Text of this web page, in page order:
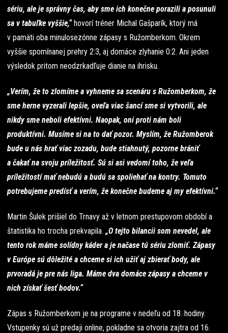
sériu, ale je správny čas, aby sme ich konečne porazili a posunuli
sa v tabuľke vyššie,“hovorí tréner Michal Gašparík, ktorý má
v pamäti oba minulosezónne zápasy s Ružomberkom. Okrem
vyššie spomínanej prehry 2:3, aj domáce zlyhanie 0:2. Ani jeden
výsledok pritom neodzrkadľuje dianie na ihrisku.
„Verím, že to zlomíme a vyhneme sa scenáru s Ružomberkom, že
sme herne vyzerali lepšie, oveľa viac šancí sme si vytvorili, ale
nikdy sme neboli efektívni. Naopak, oni proti nám boli
produktívni. Musíme si na to dať pozor. Myslím, že Ružomberok
bude u nás hrať viac zozadu, bude stiahnutý, pozorne brániť
a čakať na svoju príležitosť. Sú si asi vedomí toho, že veľa
príležitostí mať nebudú a budú sa spoliehať na kontry. Tomuto
potrebujeme predísť a verím, že konečne budeme aj my efektívni.“
Martin Šulek prišiel do Trnavy až v letnom prestupovom období a
štatistika ho trocha prekvapila. „O tejto bilancii som nevedel, ale
tento rok máme solídny káder a je načase tú sériu zlomiť. Zápasy
v Európe sú dôležité a chceme si ich užiť aj zbierať body, ale
prvoradá je pre nás liga. Máme dva domáce zápasy a chceme v
nich získať šesť bodov.“
Zápas s Ružomberkom je na programe v nedeľu od 18. hodiny.
Vstupenky sú už predaji online, pokladne sa otvoria zajtra od 16.